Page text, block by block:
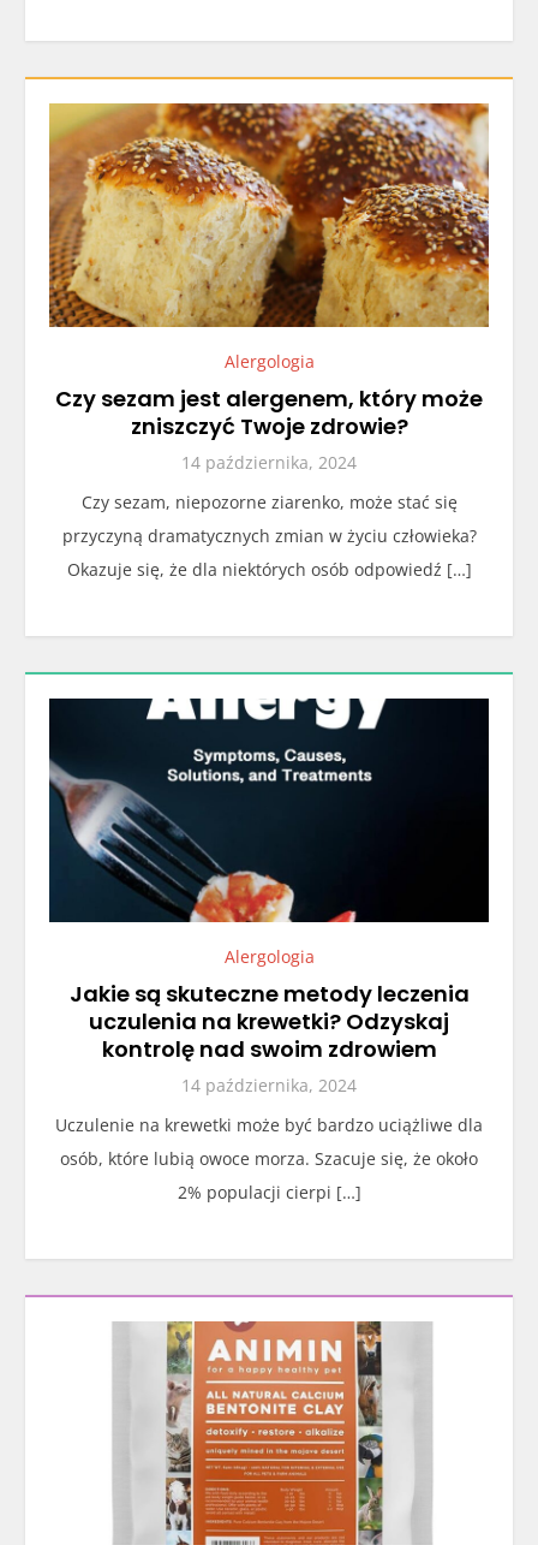
Alergologia
Czy sezam jest alergenem, który może
zniszczyć Twoje zdrowie?
14 października, 2024
Czy sezam, niepozorne ziarenko, może stać się
przyczyną dramatycznych zmian w życiu człowieka?
Okazuje się, że dla niektórych osób odpowiedź […]
Alergologia
Jakie są skuteczne metody leczenia
uczulenia na krewetki? Odzyskaj
kontrolę nad swoim zdrowiem
14 października, 2024
Uczulenie na krewetki może być bardzo uciążliwe dla
osób, które lubią owoce morza. Szacuje się, że około
2% populacji cierpi […]